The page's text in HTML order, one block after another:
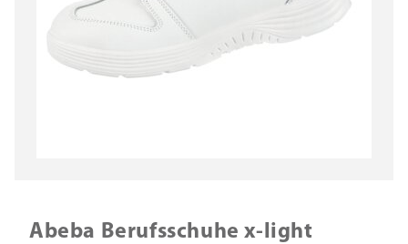
Abeba Berufsschuhe x-light